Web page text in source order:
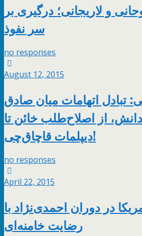
و لاریجانی؛ درگیری بر
سر نفوذ
no responses
August 12, 2015
تبادل اتهامات میان صادق
از اصلاح‌طلب خائن تا
دیپلمات قاچاق‌چی!
no responses
April 22, 2015
در دوران احمدی‌نژاد با
رضایت خامنه‌ای